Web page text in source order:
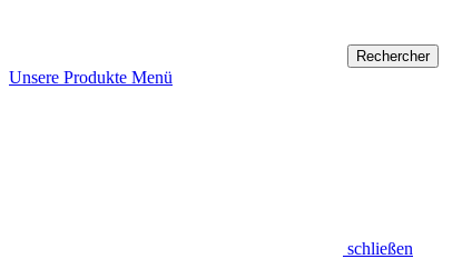
Unsere Produkte Menü
schließen